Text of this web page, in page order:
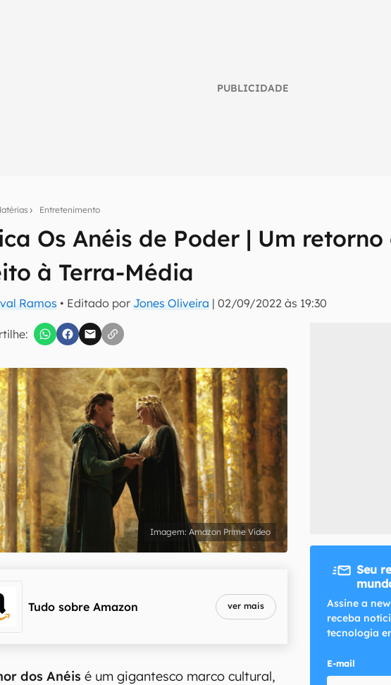
PUBLICIDADE
Entretenimento
Os Anéis de Poder | Um
à Terra-Média
Ramos • Editado por Jones Oliveira |02/09/2022 às 19:30
a newsletter do Canaltech e receba notícias e reviews sobre tecnologia
inscreva-se
Confirmo que li, aceito e concordo com os Termos de Uso e Política de Privacidade do
Amazon Prime Video
Tudo sobre Amazon ver mais
dos Anéis é um gigantesco marco cultural,
Seu
Assine a
receba
tecnologia
E-mail